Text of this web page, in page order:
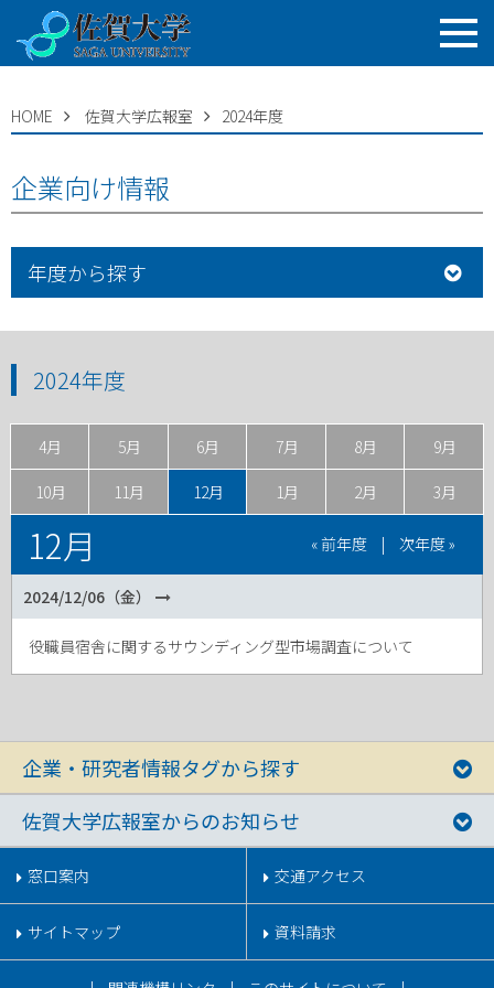
HOME 佐賀大学広報室 2024年度
企業向け情報
年度から探す
2024年度
4月 5月 6月 7月 8月 9月
10月 11月 12月 1月 2月 3月
12月 « 前年度 | 次年度 »
2024/12/06（金）
役職員宿舎に関するサウンディング型市場調査について
企業・研究者情報タグから探す
佐賀大学広報室からのお知らせ
窓口案内 交通アクセス
サイトマップ 資料請求